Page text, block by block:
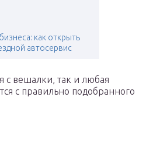
как открыть
автосервис
с вешалки, так и любая
с правильно подобранного